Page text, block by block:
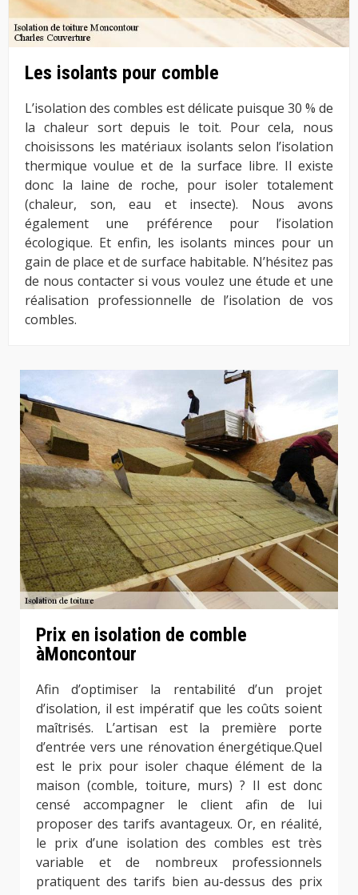
Les isolants pour comble
L’isolation des combles est délicate puisque 30 % de
la chaleur sort depuis le toit. Pour cela, nous
choisissons les matériaux isolants selon l’isolation
thermique voulue et de la surface libre. Il existe
donc la laine de roche, pour isoler totalement
(chaleur, son, eau et insecte). Nous avons
également une préférence pour l’isolation
écologique. Et enfin, les isolants minces pour un
gain de place et de surface habitable. N’hésitez pas
de nous contacter si vous voulez une étude et une
réalisation professionnelle de l’isolation de vos
combles.
Prix en isolation de comble
àMoncontour
Afin d’optimiser la rentabilité d’un projet
d’isolation, il est impératif que les coûts soient
maîtrisés. L’artisan est la première porte
d’entrée vers une rénovation énergétique.Quel
est le prix pour isoler chaque élément de la
maison (comble, toiture, murs) ? Il est donc
censé accompagner le client afin de lui
proposer des tarifs avantageux. Or, en réalité,
le prix d’une isolation des combles est très
variable et de nombreux professionnels
pratiquent des tarifs bien au-dessus des prix